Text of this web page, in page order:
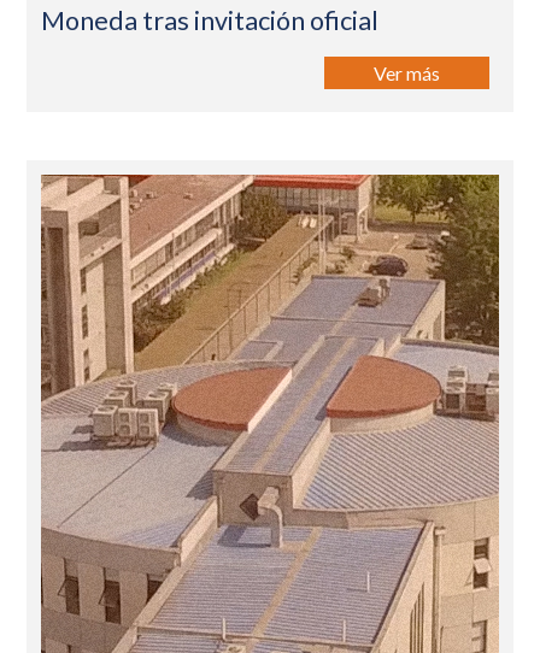
Moneda tras invitación oficial
Ver más